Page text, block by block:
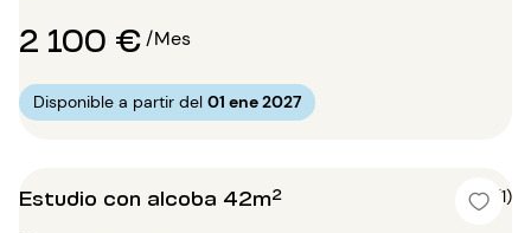
2 100 €/Mes
Disponible a partir del 01 ene 2027
Estudio con alcoba 42m² 4 (1)